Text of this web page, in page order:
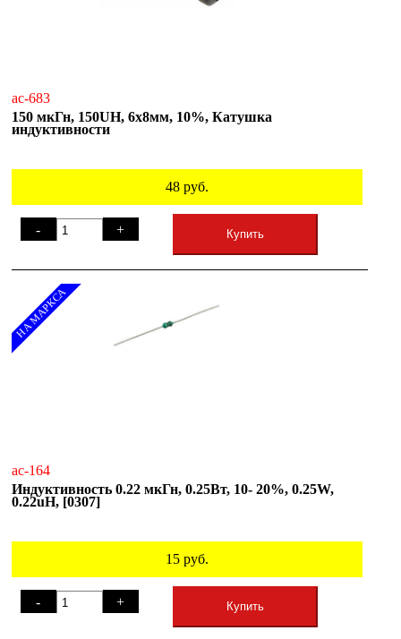
ac-683
150 мкГн, 150UH, 6x8мм, 10%, Катушка
индуктивности
48 руб.
- + Купить
НА МАРКСА
ac-164
Индуктивность 0.22 мкГн, 0.25Вт, 10- 20%, 0.25W,
0.22uH, [0307]
15 руб.
- + Купить